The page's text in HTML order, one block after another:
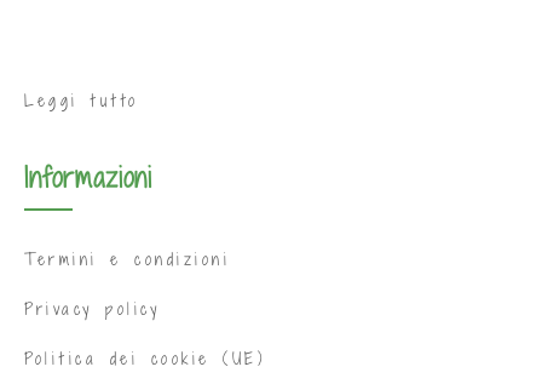
Leggi tutto
Informazioni
Termini e condizioni
Privacy policy
Politica dei cookie (UE)